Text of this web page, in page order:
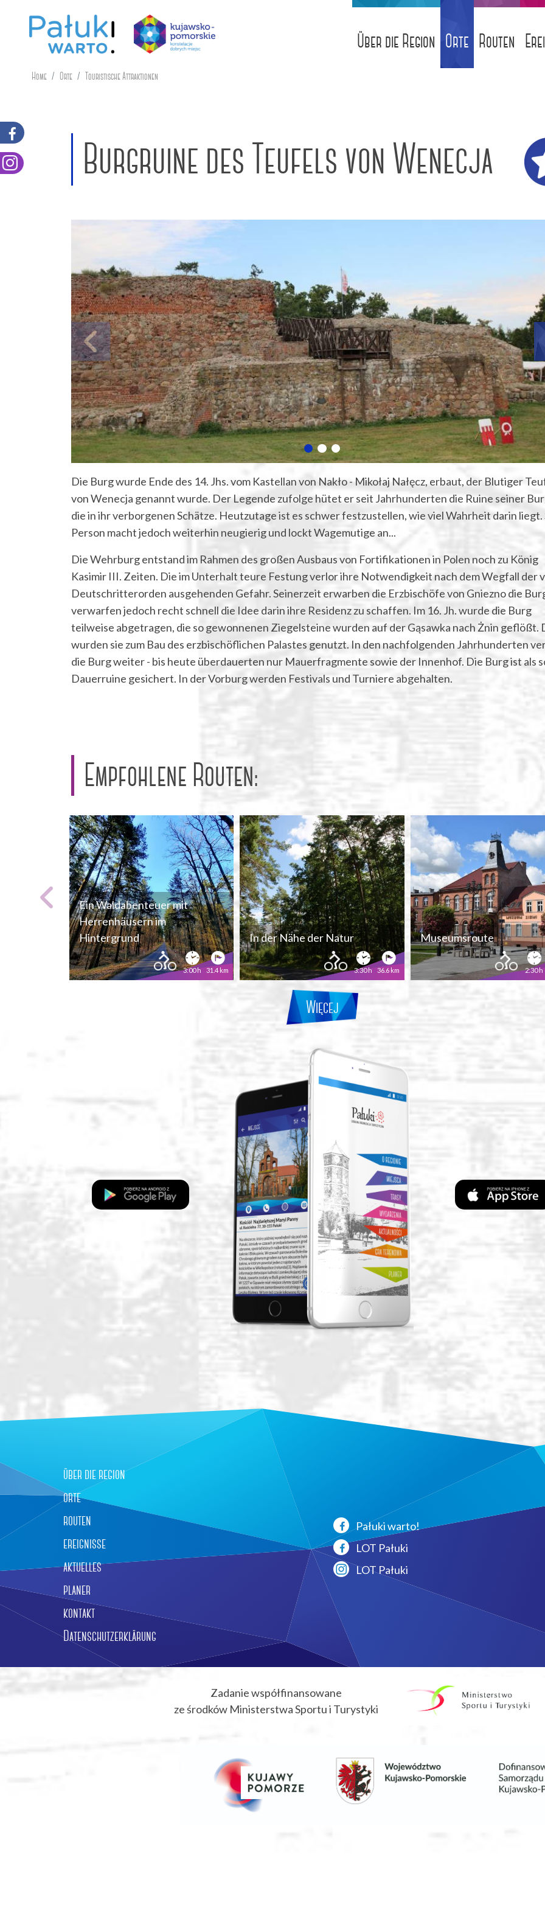
Über die Region Orte Routen
Home Orte Touristische Attraktionen
Burgruine des Teufels von Wenecja
Die Burg wurde Ende des 14. Jhs. vom Kastellan von Nakło - Mikołaj Nałęcz, erbaut, der Blutiger
von Wenecja genannt wurde. Der Legende zufolge hütet er seit Jahrhunderten die Ruine seiner
die in ihr verborgenen Schätze. Heutzutage ist es schwer festzustellen, wie viel Wahrheit darin liegt.
Person macht jedoch weiterhin neugierig und lockt Wagemutige an...
Die Wehrburg entstand im Rahmen des großen Ausbaus von Fortifikationen in Polen noch zu König
Kasimir III. Zeiten. Die im Unterhalt teure Festung verlor ihre Notwendigkeit nach dem Wegfall der
Deutschritterorden ausgehenden Gefahr. Seinerzeit erwarben die Erzbischöfe von Gniezno die
verwarfen jedoch recht schnell die Idee darin ihre Residenz zu schaffen. Im 16. Jh. wurde die Burg
teilweise abgetragen, die so gewonnenen Ziegelsteine wurden auf der Gąsawka nach Żnin geflößt.
wurden sie zum Bau des erzbischöflichen Palastes genutzt. In den nachfolgenden Jahrhunderten
die Burg weiter - bis heute überdauerten nur Mauerfragmente sowie der Innenhof. Die Burg ist als
Dauerruine gesichert. In der Vorburg werden Festivals und Turniere abgehalten.
Empfohlene Routen:
Ein Waldabenteuer mit
Herrenhäusern im
Hintergrund
3:00 h 31.4 km
In der Nähe der Natur
3:30 h 36.6 km
Museumsroute
2:30 h
Więcej
über die region
orte
routen
ereignisse
aktuelles
planer
kontakt
Datenschutzerklärung
Pałuki warto!
LOT Pałuki
LOT Pałuki
Zadanie współfinansowane
ze środków Ministerstwa Sportu i Turystyki